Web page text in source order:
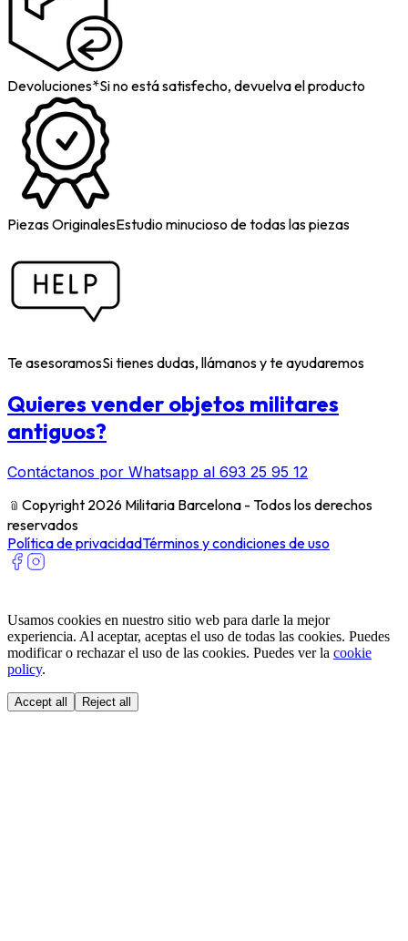
Devoluciones*Si no está satisfecho, devuelva el producto
Piezas OriginalesEstudio minucioso de todas las piezas
Te asesoramosSi tienes dudas, llámanos y te ayudaremos
Quieres vender objetos militares
antiguos?
Contáctanos por Whatsapp al 693 25 95 12
﹫ Copyright 2026 Militaria Barcelona - Todos los derechos
reservados
Política de privacidadTérminos y condiciones de uso
Usamos cookies en nuestro sitio web para darle la mejor
experiencia. Al aceptar, aceptas el uso de todas las cookies. Puedes
modificar o rechazar el uso de las cookies. Puedes ver la cookie
policy.
Accept all Reject all